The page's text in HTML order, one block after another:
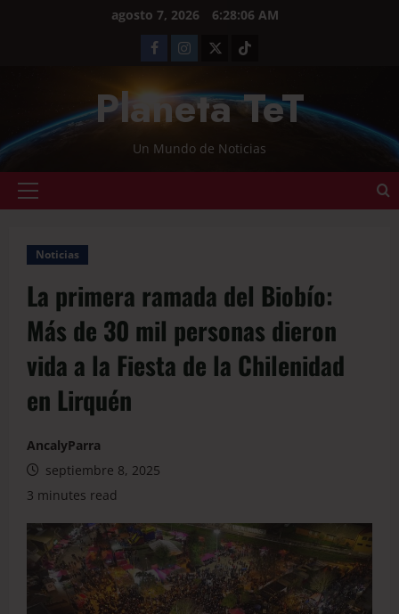
agosto 7, 2026 6:28:07 AM
Planeta TeT
Un Mundo de Noticias
Noticias
La primera ramada del Biobío:
Más de 30 mil personas dieron
vida a la Fiesta de la Chilenidad
en Lirquén
AncalyParra
septiembre 8, 2025
3 minutes read